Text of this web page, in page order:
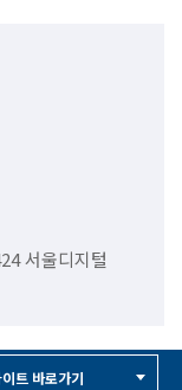
서울디지털
트 바로가기